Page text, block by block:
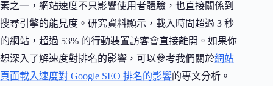
素之一，網站速度不只影響使用者體驗，也直接關係到
搜尋引擎的能見度。研究資料顯示，載入時間超過 3 秒
的網站，超過 53% 的行動裝置訪客會直接離開。如果你
想深入了解速度對排名的影響，可以參考我們關於網站
頁面載入速度對 Google SEO 排名的影響的專文分析。